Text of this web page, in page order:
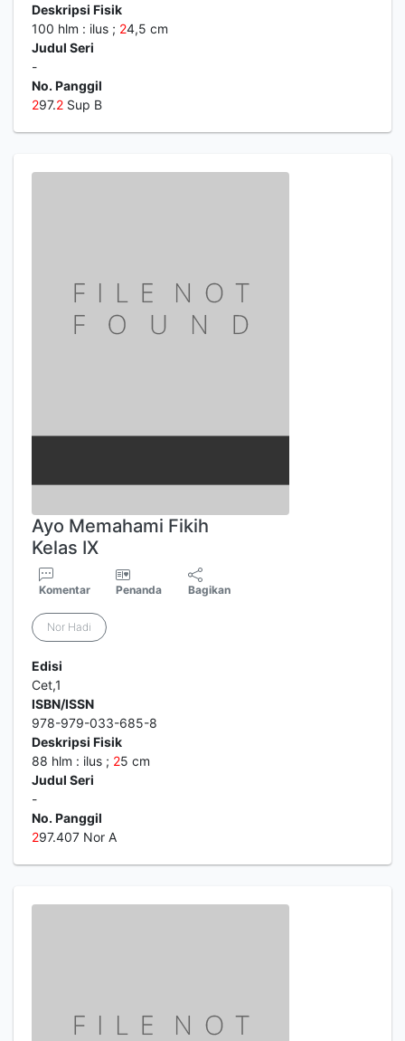
Deskripsi Fisik
100 hlm : ilus ; 24,5 cm
Judul Seri
-
No. Panggil
297.2 Sup B
Ayo Memahami Fikih
Kelas IX
Komentar Penanda Bagikan
Nor Hadi
Edisi
Cet,1
ISBN/ISSN
978-979-033-685-8
Deskripsi Fisik
88 hlm : ilus ; 25 cm
Judul Seri
-
No. Panggil
297.407 Nor A